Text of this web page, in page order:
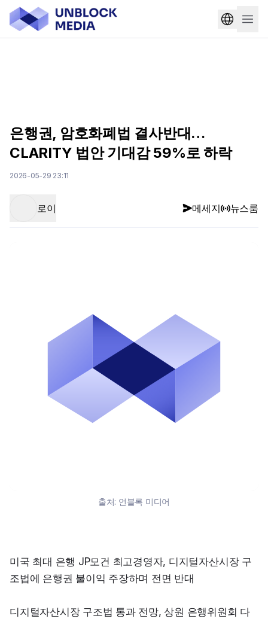
은행권, 암호화폐법 결사반대…
CLARITY 법안 기대감 59%로 하락
2026-05-29 23:11
로이 메세지 뉴스룸
출처: 언블록 미디어
미국 최대 은행 JP모건 최고경영자, 디지털자산시장 구
조법에 은행권 불이익 주장하며 전면 반대
디지털자산시장 구조법 통과 전망, 상원 은행위원회 다